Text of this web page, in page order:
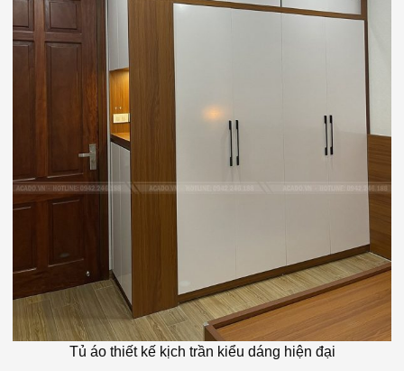
Tủ áo thiết kế kịch trần kiểu dáng hiện đại